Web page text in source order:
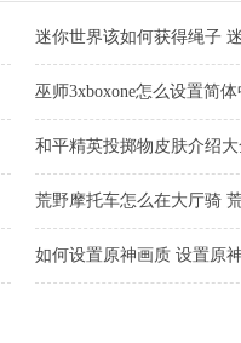
迷你世界该如何获得绳子
巫师3xboxone怎么设置简
和平精英投掷物皮肤介绍
荒野摩托车怎么在大厅骑
如何设置原神画质 设置原